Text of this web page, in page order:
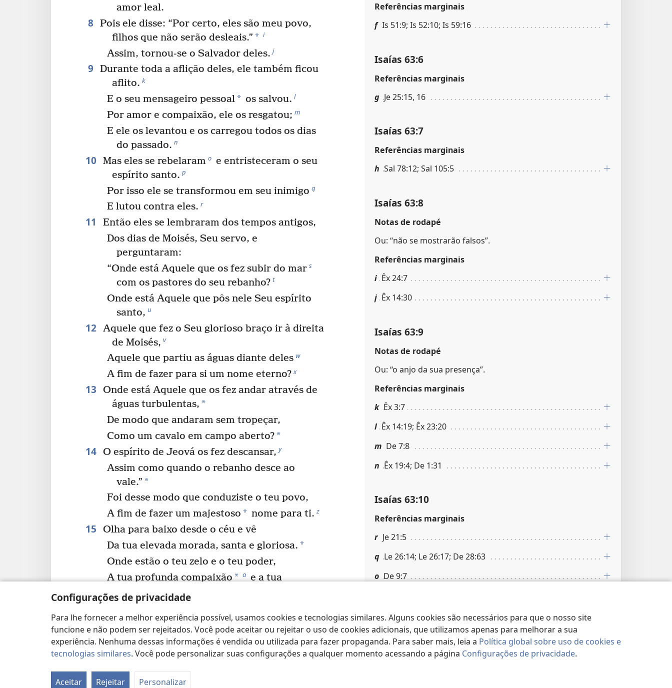
Configurações de privacidade
Para lhe fornecer a melhor experiência possível, usamos cookies e tecnologias similares. Alguns cookies são necessários para que o nosso site
funcione e não podem ser rejeitados. Você pode aceitar ou rejeitar o uso de cookies adicionais, que utilizamos apenas para melhorar a sua
experiência. Nenhuma dessas informações é vendida ou utilizada para fazer propaganda. Para saber mais, leia a Política global sobre uso de cookies e
tecnologias similares. Você pode personalizar suas configurações a qualquer momento acessando a página Configurações de privacidade.
Aceitar Rejeitar Personalizar
amor leal.
8 Pois ele disse: “Por certo, eles são meu povo,
filhos que não serão desleais.” * i
Assim, tornou-se o Salvador deles. j
9 Durante toda a aflição deles, ele também ficou
aflito. k
E o seu mensageiro pessoal* os salvou. l
Por amor e compaixão, ele os resgatou; m
E ele os levantou e os carregou todos os dias
do passado. n
10 Mas eles se rebelaram o e entristeceram o seu
espírito santo. p
Por isso ele se transformou em seu inimigo q
E lutou contra eles. r
11
Então eles se lembraram dos tempos antigos,
Dos dias de Moisés, Seu servo, e
perguntaram:
“Onde está Aquele que os fez subir do mar s
com os pastores do seu rebanho? t
Onde está Aquele que pôs nele Seu espírito
santo, u
12 Aquele que fez o Seu glorioso braço ir à direita
de Moisés, v
Aquele que partiu as águas diante deles w
A fim de fazer para si um nome eterno? x
13
Onde está Aquele que os fez andar através de
águas turbulentas, *
De modo que andaram sem tropeçar,
Como um cavalo em campo aberto?*
14 O espírito de Jeová os fez descansar, y
Assim como quando o rebanho desce ao
vale.” *
Foi desse modo que conduziste o teu povo,
A fim de fazer um majestoso * nome para ti. z
15
Olha para baixo desde o céu e vê
Da tua elevada morada, santa e gloriosa. *
Onde estão o teu zelo e o teu poder,
A tua profunda compaixão* a e a tua
misericórdia?
Tu os retiveste de mim.
16 Pois tu és o nosso Pai; c
Ainda que Abraão não nos conheça
E Israel não nos reconheça,
Tu, ó Jeová, és o nosso Pai.
Referências marginais
f Is 51:9; Is 52:10; Is 59:16
Isaías 63:6
Referências marginais
g Je 25:15, 16
Isaías 63:7
Referências marginais
h Sal 78:12; Sal 105:5
Isaías 63:8
Notas de rodapé
Ou: “não se mostrarão falsos”.
Referências marginais
i Êx 24:7
j Êx 14:30
Isaías 63:9
Notas de rodapé
Ou: “o anjo da sua presença”.
Referências marginais
k Êx 3:7
l Êx 14:19; Êx 23:20
m De 7:8
n Êx 19:4; De 1:31
Isaías 63:10
Referências marginais
r Je 21:5
q Le 26:14; Le 26:17; De 28:63
o De 9:7
Isaías 63:11
Referências marginais